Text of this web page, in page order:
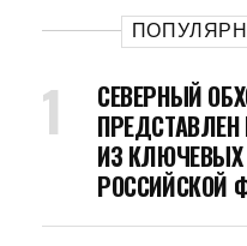
СЕВЕРНЫЙ
ИЗ
РОССИЙСКОЙ